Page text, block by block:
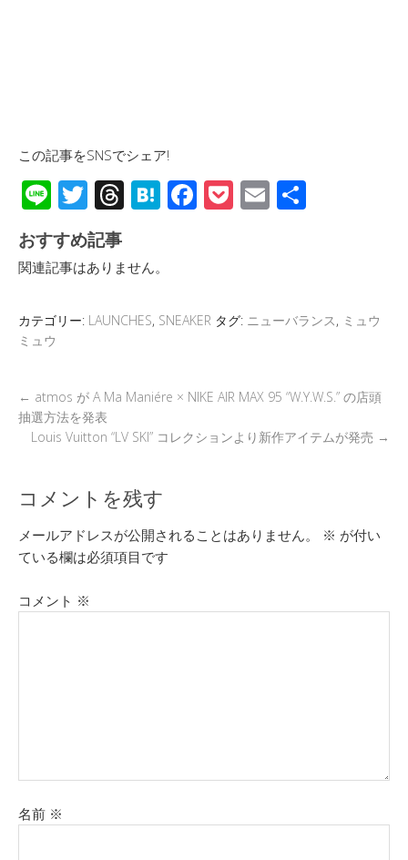
この記事をSNSでシェア!
Li
n
e
T
wi
tt
er
T
hr
e
a
d
H
at
a
F
ac
o
P
o
E
m
おすすめ記事
関連記事はありません。
カテゴリー: LAUNCHES, SNEAKER タグ: ニューバランス, ミュウ
ミュウ
← atmos が A Ma Maniére × NIKE AIR MAX 95 “W.Y.W.S.” の店頭
抽選方法を発表
Louis Vuitton “LV SKI” コレクションより新作アイテムが発売 →
コメントを残す
メールアドレスが公開されることはありません。 ※ が付い
ている欄は必須項目です
コメント ※
名前 ※